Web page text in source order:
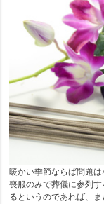
暖かい季節ならば問題
喪服のみで葬儀に参列
るというのであれば、